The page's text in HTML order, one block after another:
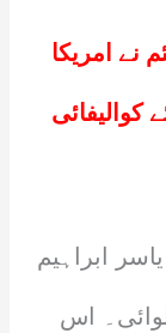
نے امریکا
کوالیفائی
ابراہیم
اس